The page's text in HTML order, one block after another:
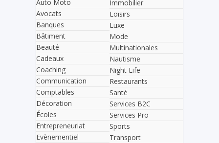
Auto Moto
Avocats
Banques
Bâtiment
Beauté
Cadeaux
Coaching
Communication
Comptables
Décoration
Écoles
Entrepreneuriat
Evènementiel
Immobilier
Loisirs
Luxe
Mode
Multinationales
Nautisme
Night Life
Restaurants
Santé
Services B2C
Services Pro
Sports
Transport